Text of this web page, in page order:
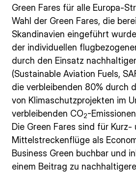
Green Fares für alle Europa-
Wahl der Green Fares, die
Skandinavien eingeführt
der individuellen
durch den Einsatz
(Sustainable Aviation Fuels,
die verbleibenden 80% durch
von Klimaschutzprojekten im
verbleibenden CO2-
Die Green Fares sind für Kurz-
Mittelstreckenflüge als
Business Green buchbar und
einem Beitrag zu